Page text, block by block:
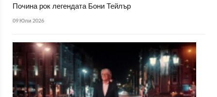
Почина рок легендата Бони Тейлър
09 Юли 2026